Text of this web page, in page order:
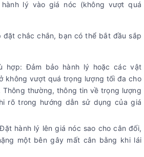
lý vào giá nóc (không vượt quá
đặt chắc chắn, bạn có thể bắt đầu sắp
hợp: Đảm bảo hành lý hoặc các vật
không vượt quá trọng lượng tối đa cho
Thông thường, thông tin về trọng lượng
rõ trong hướng dẫn sử dụng của giá
hành lý lên giá nóc sao cho cân đối,
một bên gây mất cân bằng khi lái